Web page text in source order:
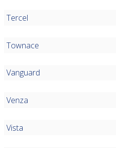
Tercel
Townace
Vanguard
Venza
Vista